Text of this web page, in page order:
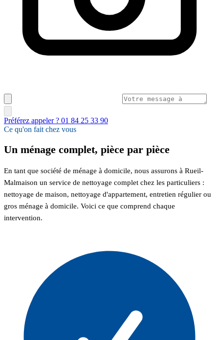
Préférez appeler ? 01 84 25 33 90
Ce qu'on fait chez vous
Un ménage complet, pièce par pièce
En tant que société de ménage à domicile, nous assurons à Rueil-
Malmaison un service de nettoyage complet chez les particuliers :
nettoyage de maison, nettoyage d'appartement, entretien régulier ou
gros ménage à domicile. Voici ce que comprend chaque
intervention.